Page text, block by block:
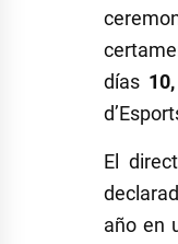
días
El
año en